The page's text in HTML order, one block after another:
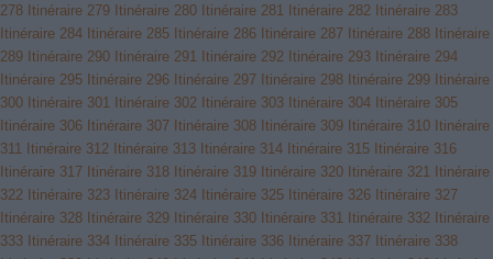
278 Itinéraire 279 Itinéraire 280 Itinéraire 281 Itinéraire 282 Itinéraire 283
Itinéraire 284 Itinéraire 285 Itinéraire 286 Itinéraire 287 Itinéraire 288 Itinéraire
289 Itinéraire 290 Itinéraire 291 Itinéraire 292 Itinéraire 293 Itinéraire 294
Itinéraire 295 Itinéraire 296 Itinéraire 297 Itinéraire 298 Itinéraire 299 Itinéraire
300 Itinéraire 301 Itinéraire 302 Itinéraire 303 Itinéraire 304 Itinéraire 305
Itinéraire 306 Itinéraire 307 Itinéraire 308 Itinéraire 309 Itinéraire 310 Itinéraire
311 Itinéraire 312 Itinéraire 313 Itinéraire 314 Itinéraire 315 Itinéraire 316
Itinéraire 317 Itinéraire 318 Itinéraire 319 Itinéraire 320 Itinéraire 321 Itinéraire
322 Itinéraire 323 Itinéraire 324 Itinéraire 325 Itinéraire 326 Itinéraire 327
Itinéraire 328 Itinéraire 329 Itinéraire 330 Itinéraire 331 Itinéraire 332 Itinéraire
333 Itinéraire 334 Itinéraire 335 Itinéraire 336 Itinéraire 337 Itinéraire 338